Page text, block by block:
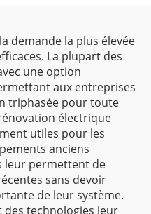
demande la plus élevée
La plupart des
une option
aux entreprises
triphasée pour toute
électrique
utiles pour les
anciens
leur permettent de
sans devoir
de leur système.
technologies leur